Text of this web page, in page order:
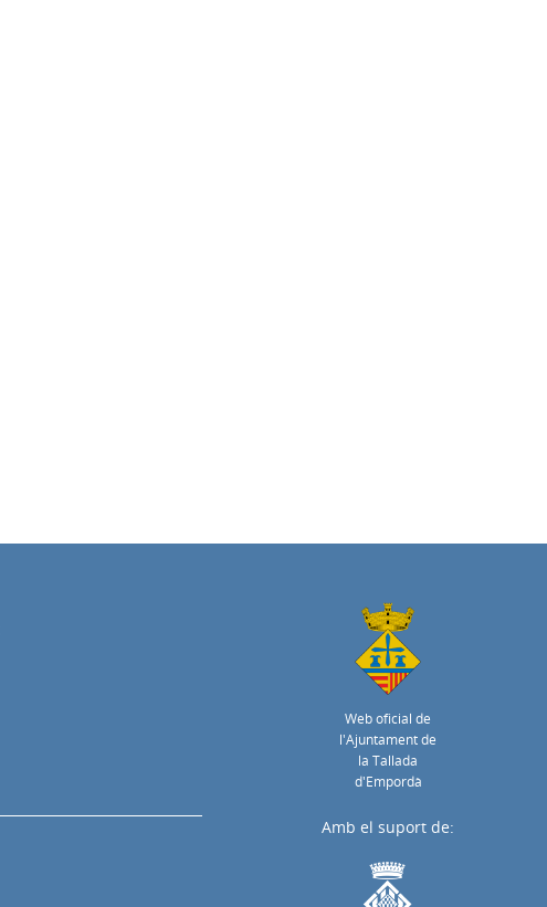
Web oficial de
l'Ajuntament de
la Tallada
d'Empordà
Amb el suport de: